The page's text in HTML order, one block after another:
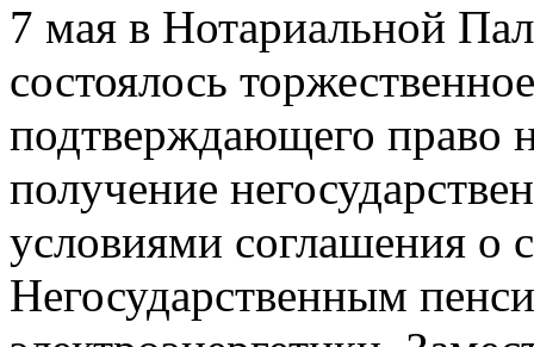
7 мая в Нотариальной
состоялось
подтверждающего право
получение
условиями соглашения о
Негосударственным